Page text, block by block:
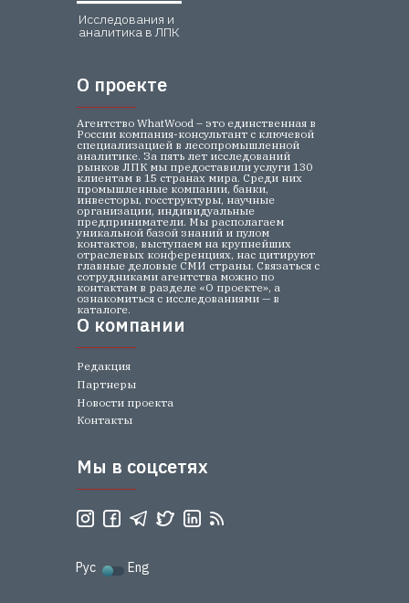
Редакция
Партнеры
Агентство WhatWood – это единственная в
России компания-консультант с ключевой
специализацией в лесопромышленной
аналитике. За пять лет исследований
рынков ЛПК мы предоставили услуги 130
клиентам в 15 странах мира. Среди них
промышленные компании, банки,
инвесторы, госструктуры, научные
организации, индивидуальные
предприниматели. Мы располагаем
уникальной базой знаний и пулом
контактов, выступаем на крупнейших
отраслевых конференциях, нас цитируют
главные деловые СМИ страны. Связаться с
сотрудниками агентства можно по
контактам в разделе «О проекте», а
ознакомиться с исследованиями — в
каталоге.
Новости проекта
Контакты
Исследования и
аналитика в ЛПК
О проекте
О компании
Мы в соцсетях
Рус Eng
О проекте
Мы в соцсетях
О компании